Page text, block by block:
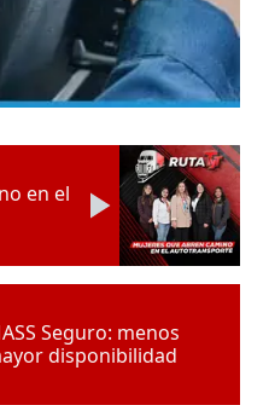
en el
Seguro: menos
disponibilidad